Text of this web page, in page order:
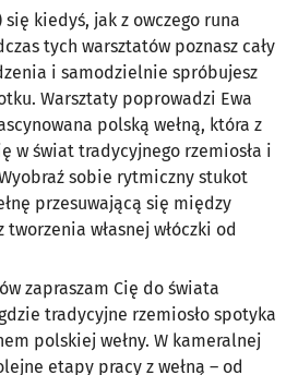
się kiedyś, jak z owczego runa
tych warsztatów poznasz cały
i samodzielnie spróbujesz
Warsztaty poprowadzi Ewa
polską wełną, która z
w świat tradycyjnego rzemiosła i
sobie rytmiczny stukot
przesuwającą się między
własnej włóczki od
zapraszam Cię do świata
tradycyjne rzemiosło spotyka
polskiej wełny. W kameralnej
etapy pracy z wełną – od